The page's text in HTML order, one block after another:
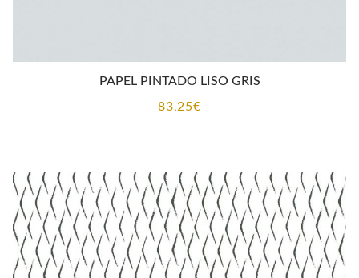
PAPEL PINTADO LISO GRIS
83,25€